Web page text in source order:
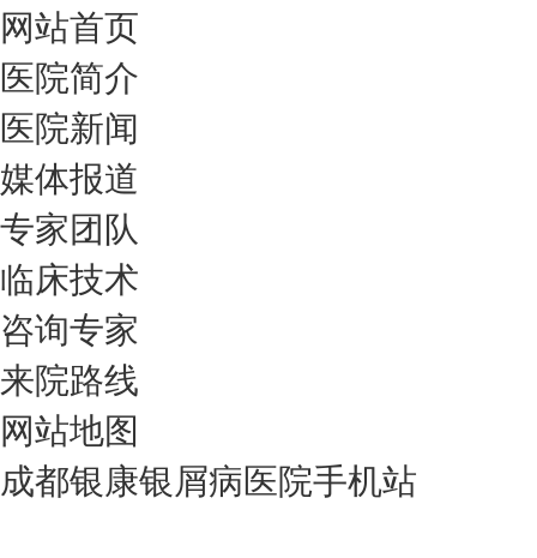
网站首页
医院简介
医院新闻
媒体报道
专家团队
临床技术
咨询专家
来院路线
网站地图
成都银康银屑病医院手机站